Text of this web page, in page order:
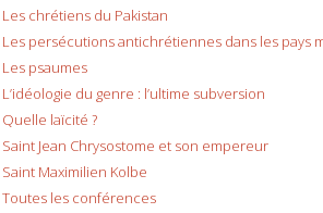
Les chrétiens du Pakistan
Les persécutions antichrétiennes dans les pays
Les psaumes
L’idéologie du genre : l’ultime subversion
Quelle laïcité ?
Saint Jean Chrysostome et son empereur
Saint Maximilien Kolbe
Toutes les conférences